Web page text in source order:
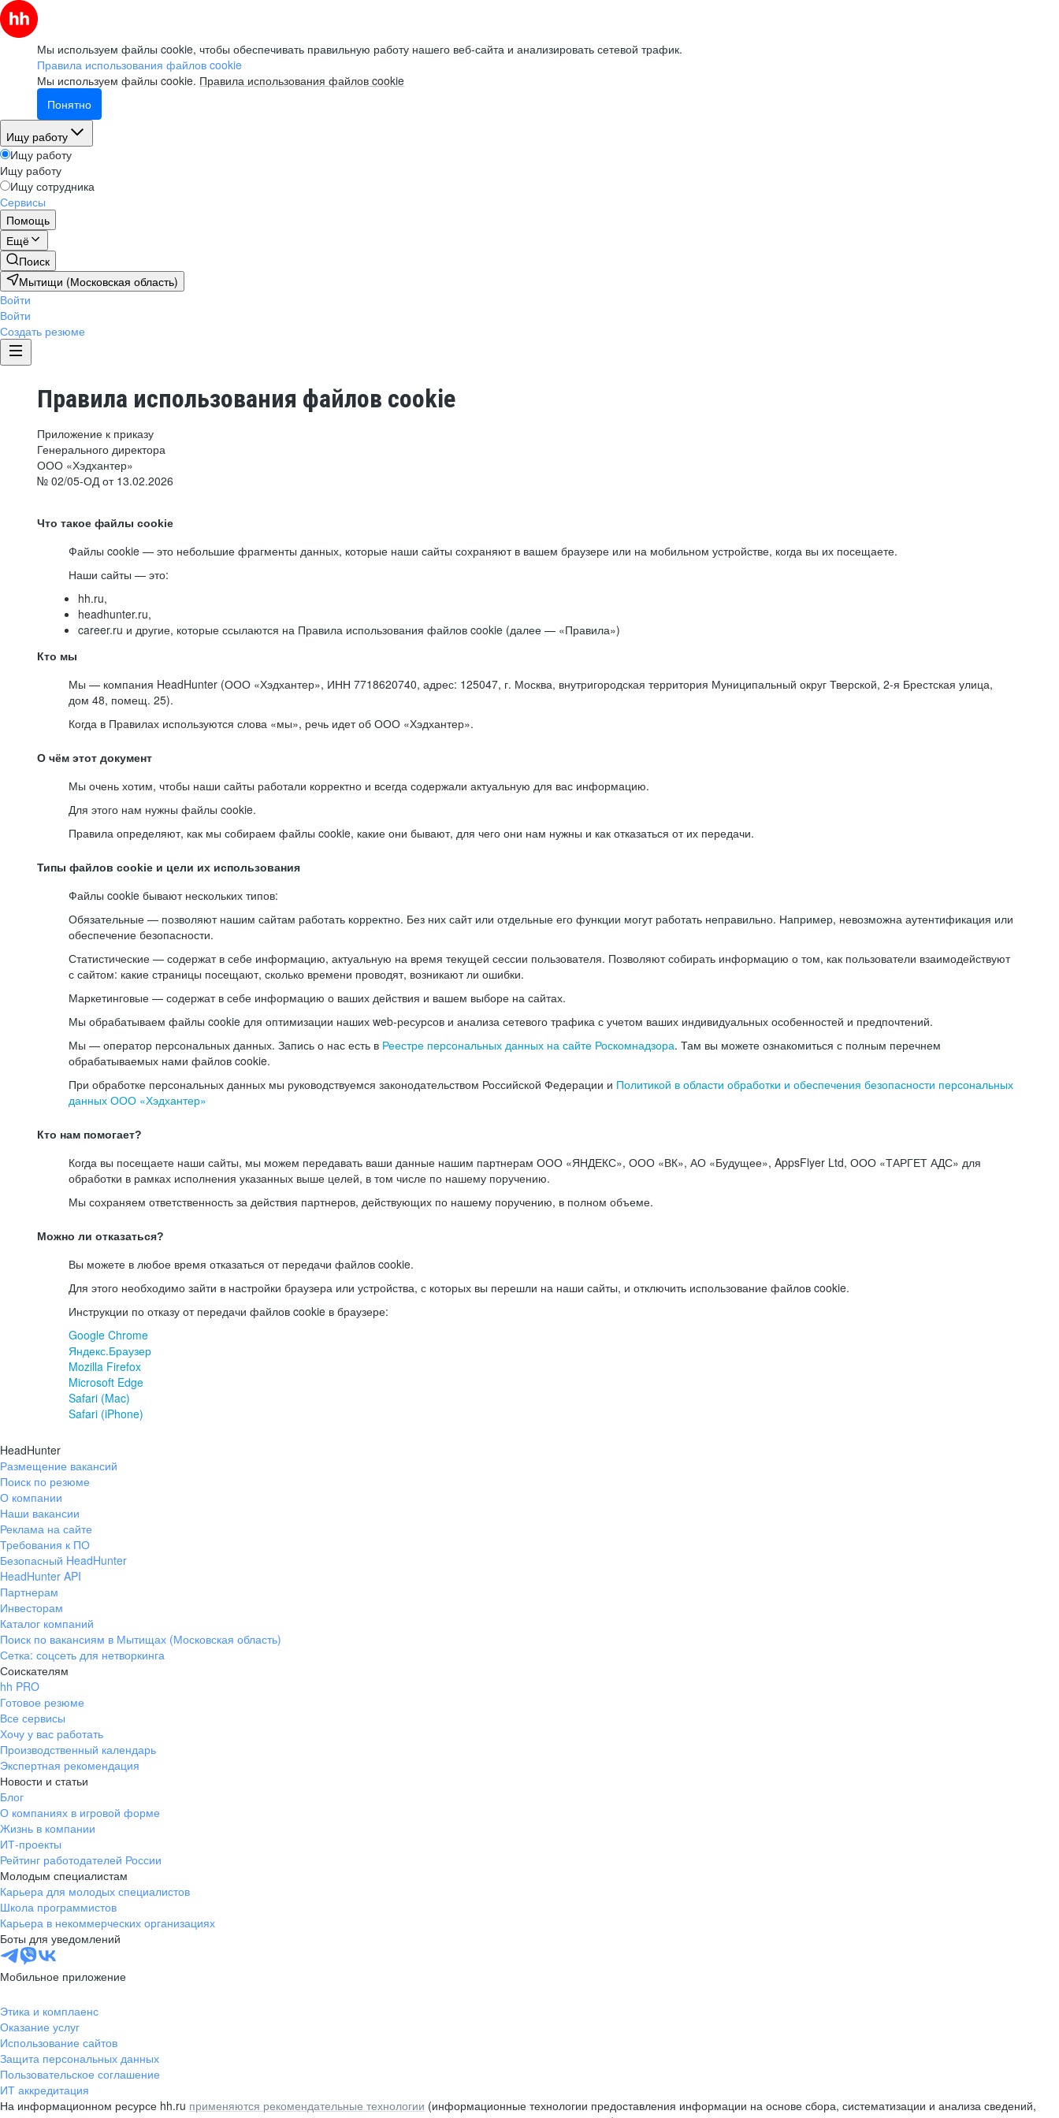
Мы используем файлы cookie, чтобы обеспечивать правильную работу нашего веб-сайта и анализировать сетевой трафик.
Правила использования файлов cookie
Мы используем файлы cookie. Правила использования файлов cookie
Понятно
Ищу работу
Ищу работу
Ищу работу
Ищу сотрудника
Сервисы
Помощь
Ещё
Поиск
Мытищи (Московская область)
Войти
Войти
Создать резюме
Правила использования файлов cookie
Приложение к приказу
Генерального директора
ООО «Хэдхантер»
№ 02/05-ОД от 13.02.2026
Что такое файлы cookie
Файлы cookie — это небольшие фрагменты данных, которые наши сайты сохраняют в вашем браузере или на мобильном устройстве, когда вы их посещаете.
Наши сайты — это:
hh.ru,
headhunter.ru,
career.ru и другие, которые ссылаются на Правила использования файлов cookie (далее — «Правила»)
Кто мы
Мы — компания HeadHunter (ООО «Хэдхантер», ИНН 7718620740, адрес: 125047, г. Москва, внутригородская территория Муниципальный округ Тверской, 2-я Брестская улица,
дом 48, помещ. 25).
Когда в Правилах используются слова «мы», речь идет об ООО «Хэдхантер».
О чём этот документ
Мы очень хотим, чтобы наши сайты работали корректно и всегда содержали актуальную для вас информацию.
Для этого нам нужны файлы cookie.
Правила определяют, как мы собираем файлы cookie, какие они бывают, для чего они нам нужны и как отказаться от их передачи.
Типы файлов cookie и цели их использования
Файлы cookie бывают нескольких типов:
Обязательные — позволяют нашим сайтам работать корректно. Без них сайт или отдельные его функции могут работать неправильно. Например, невозможна аутентификация или
обеспечение безопасности.
Статистические — содержат в себе информацию, актуальную на время текущей сессии пользователя. Позволяют собирать информацию о том, как пользователи взаимодействуют
с сайтом: какие страницы посещают, сколько времени проводят, возникают ли ошибки.
Маркетинговые — содержат в себе информацию о ваших действия и вашем выборе на сайтах.
Мы обрабатываем файлы cookie для оптимизации наших web-ресурсов и анализа сетевого трафика с учетом ваших индивидуальных особенностей и предпочтений.
Мы — оператор персональных данных. Запись о нас есть в Реестре персональных данных на сайте Роскомнадзора. Там вы можете ознакомиться с полным перечнем
обрабатываемых нами файлов cookie.
При обработке персональных данных мы руководствуемся законодательством Российской Федерации и Политикой в области обработки и обеспечения безопасности персональных
данных ООО «Хэдхантер»
Кто нам помогает?
Когда вы посещаете наши сайты, мы можем передавать ваши данные нашим партнерам ООО «ЯНДЕКС», ООО «ВК», АО «Будущее», AppsFlyer Ltd, ООО «ТАРГЕТ АДС» для
обработки в рамках исполнения указанных выше целей, в том числе по нашему поручению.
Мы сохраняем ответственность за действия партнеров, действующих по нашему поручению, в полном объеме.
Можно ли отказаться?
Вы можете в любое время отказаться от передачи файлов cookie.
Для этого необходимо зайти в настройки браузера или устройства, с которых вы перешли на наши сайты, и отключить использование файлов cookie.
Инструкции по отказу от передачи файлов cookie в браузере:
Google Chrome
Яндекс.Браузер
Mozilla Firefox
Microsoft Edge
Safari (Mac)
Safari (iPhone)
HeadHunter
Размещение вакансий
Поиск по резюме
О компании
Наши вакансии
Реклама на сайте
Требования к ПО
Безопасный HeadHunter
HeadHunter API
Партнерам
Инвесторам
Каталог компаний
Поиск по вакансиям в Мытищах (Московская область)
Сетка: соцсеть для нетворкинга
Соискателям
hh PRO
Готовое резюме
Все сервисы
Хочу у вас работать
Производственный календарь
Экспертная рекомендация
Новости и статьи
Блог
О компаниях в игровой форме
Жизнь в компании
ИТ-проекты
Рейтинг работодателей России
Молодым специалистам
Карьера для молодых специалистов
Школа программистов
Карьера в некоммерческих организациях
Боты для уведомлений
Мобильное приложение
Этика и комплаенс
Оказание услуг
Использование сайтов
Защита персональных данных
Пользовательское соглашение
ИТ аккредитация
На информационном ресурсе hh.ru применяются рекомендательные технологии (информационные технологии предоставления информации на основе сбора, систематизации и анализа сведений,